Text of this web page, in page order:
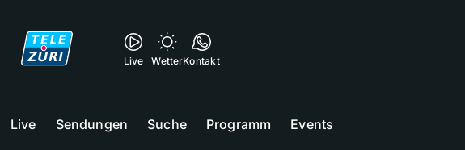
Live WetterKontakt
Live Sendungen Suche Programm Events